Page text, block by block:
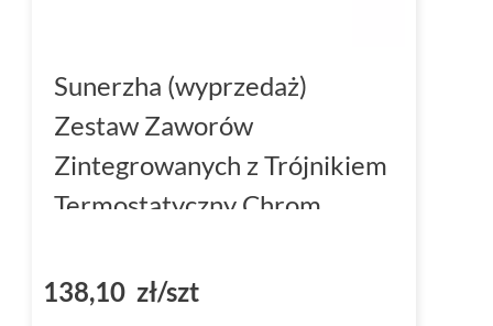
Sunerzha (wyprzedaż)
Zestaw Zaworów
Zintegrowanych z Trójnikiem
Termostatyczny Chrom
138,10 zł/szt